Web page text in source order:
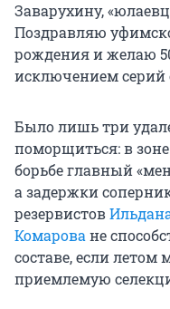
Заварухину,
Поздравляю
рождения и желаю
исключением
Было лишь три
поморщиться: в
борьбе главный
а задержки
резервистов
Комароване
составе, если
приемлемую